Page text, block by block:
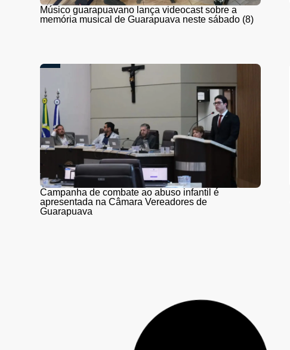
Músico guarapuavano lança videocast sobre a
memória musical de Guarapuava neste sábado (8)
Campanha de combate ao abuso infantil é
apresentada na Câmara Vereadores de
Guarapuava
UTFPR abre inscrições para o Vestibular 2027 com
179 vagas em Guarapuava; provas serão aplicadas